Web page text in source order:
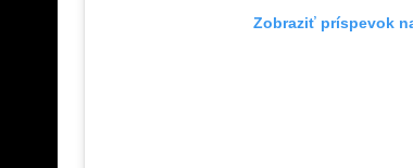
Zobraziť príspevok